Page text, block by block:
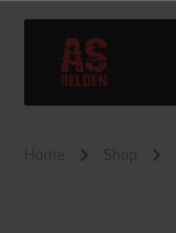
Home Shop